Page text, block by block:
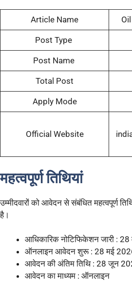
Article Name
Post Type
Post Name
Total Post
Apply Mode
Official Website
महत्वपूर्ण तिथियां
उम्मीदवारों को आवेदन से संबंधित महत्वपूर्ण
है।
आधिकारिक नोटिफिकेशन जारी :
ऑनलाइन आवेदन शुरू : 28 मई
आवेदन की अंतिम तिथि : 28 जून
आवेदन का माध्यम : ऑनलाइन